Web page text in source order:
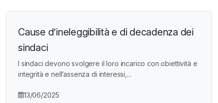
Cause d’ineleggibilità e di decadenza dei
sindaci
I sindaci devono svolgere il loro incarico con obiettività e
integrità e nell’assenza di interessi,...
13/06/2025